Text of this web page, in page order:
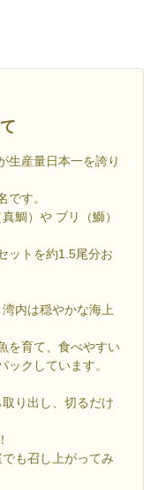
生産量日本一を誇り
す。
鯛）や ブリ（鰤）
ットを約1.5尾分お
内は穏やかな海上
を育て、食べやすい
クしています。
り出し、切るだけ
も召し上がってみ